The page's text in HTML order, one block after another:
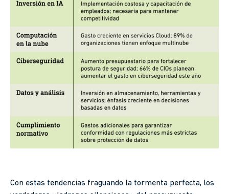
Con estas tendencias fraguando la tormenta perfecta, los